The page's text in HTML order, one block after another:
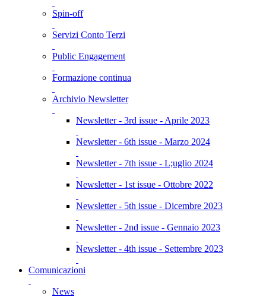
Spin-off
Servizi Conto Terzi
Public Engagement
Formazione continua
Archivio Newsletter
Newsletter - 3rd issue - Aprile 2023
Newsletter - 6th issue - Marzo 2024
Newsletter - 7th issue - L;uglio 2024
Newsletter - 1st issue - Ottobre 2022
Newsletter - 5th issue - Dicembre 2023
Newsletter - 2nd issue - Gennaio 2023
Newsletter - 4th issue - Settembre 2023
Comunicazioni
News